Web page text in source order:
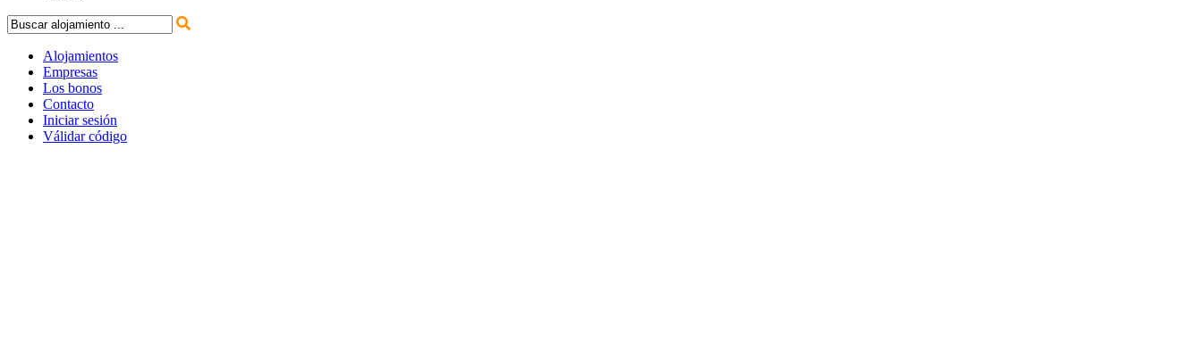
Alojamientos
Empresas
Los bonos
Contacto
Iniciar sesión
Válidar código